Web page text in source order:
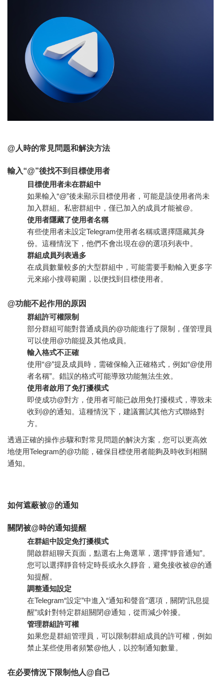
@人時的常見問題和解決方法
輸入“@”後找不到目標使用者
目標使用者未在群組中
如果輸入“@”後未顯示目標使用者，可能是該使用者尚未
加入群組。私密群組中，僅已加入的成員才能被@。
使用者隱藏了使用者名稱
有些使用者未設定Telegram使用者名稱或選擇隱藏其身
份。這種情況下，他們不會出現在@的選項列表中。
群組成員列表過多
在成員數量較多的大型群組中，可能需要手動輸入更多字
元來縮小搜尋範圍，以便找到目標使用者。
@功能不起作用的原因
群組許可權限制
部分群組可能對普通成員的@功能進行了限制，僅管理員
可以使用@功能提及其他成員。
輸入格式不正確
使用“@”提及成員時，需確保輸入正確格式，例如“@使用
者名稱”。錯誤的格式可能導致功能無法生效。
使用者啟用了免打擾模式
即使成功@對方，使用者可能已啟用免打擾模式，導致未
收到@的通知。這種情況下，建議嘗試其他方式聯絡對
方。
透過正確的操作步驟和對常見問題的解決方案，您可以更高效
地使用Telegram的@功能，確保目標使用者能夠及時收到相關
通知。
如何遮蔽被@的通知
關閉被@時的通知提醒
在群組中設定免打擾模式
開啟群組聊天頁面，點選右上角選單，選擇“靜音通知”。
您可以選擇靜音特定時長或永久靜音，避免接收被@的通
知提醒。
調整通知設定
在Telegram“設定”中進入“通知和聲音”選項，關閉“訊息提
醒”或針對特定群組關閉@通知，從而減少幹擾。
管理群組許可權
如果您是群組管理員，可以限制群組成員的許可權，例如
禁止某些使用者頻繁@他人，以控制通知數量。
在必要情況下限制他人@自己